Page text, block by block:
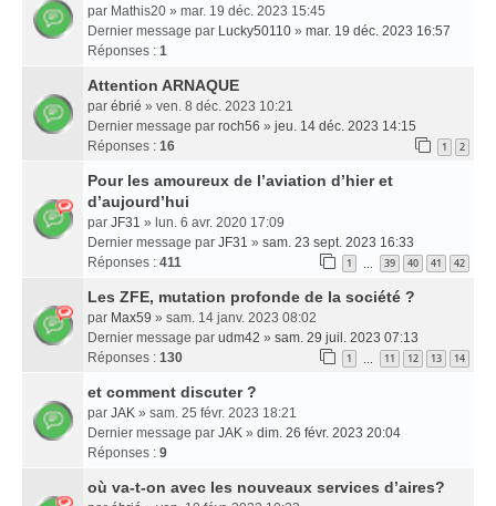
par Mathis20 » mar. 19 déc. 2023 15:45
Dernier message par Lucky50110 » mar. 19 déc. 2023 16:57
Réponses : 1
Attention ARNAQUE
par ébrié » ven. 8 déc. 2023 10:21
Dernier message par roch56 » jeu. 14 déc. 2023 14:15
Réponses : 16 1 2
Pour les amoureux de l’aviation d’hier et
d’aujourd’hui
par JF31 » lun. 6 avr. 2020 17:09
Dernier message par JF31 » sam. 23 sept. 2023 16:33
Réponses : 411 1 39 40 41 42
Les ZFE, mutation profonde de la société ?
par Max59 » sam. 14 janv. 2023 08:02
Dernier message par udm42 » sam. 29 juil. 2023 07:13
Réponses : 130 1 11 12 13 14
et comment discuter ?
par JAK » sam. 25 févr. 2023 18:21
Dernier message par JAK » dim. 26 févr. 2023 20:04
Réponses : 9
où va-t-on avec les nouveaux services d’aires?